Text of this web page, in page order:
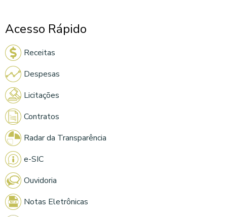
Acesso Rápido
Receitas
Despesas
Licitações
Contratos
Radar da Transparência
e-SIC
Ouvidoria
Notas Eletrônicas